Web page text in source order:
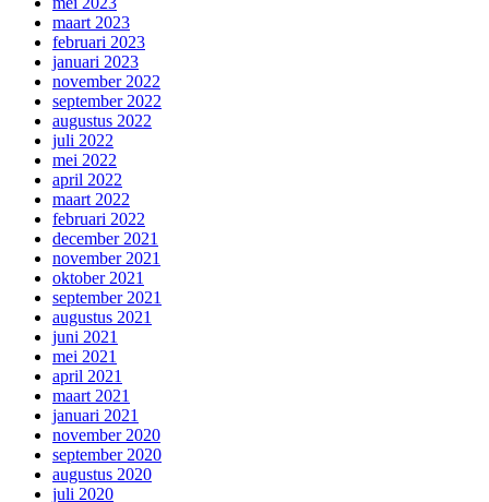
maart 2023
februari 2023
januari 2023
november 2022
september 2022
augustus 2022
juli 2022
mei 2022
april 2022
maart 2022
februari 2022
december 2021
november 2021
oktober 2021
september 2021
augustus 2021
juni 2021
mei 2021
april 2021
maart 2021
januari 2021
november 2020
september 2020
augustus 2020
juli 2020